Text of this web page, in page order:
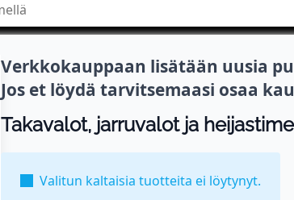
Verkkokauppaan lisätään uusia
Jos et löydä tarvitsemaasi osaa
Takavalot, jarruvalot ja
Valitun kaltaisia tuotteita ei löytynyt.